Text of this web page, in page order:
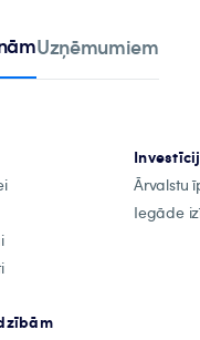
Uzņēmumiem
Ārvalstu
Iegāde